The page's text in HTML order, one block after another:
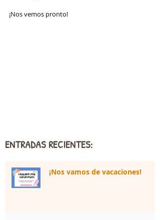
¡Nos vemos pronto!
ENTRADAS RECIENTES:
¡Nos vamos de vacaciones!